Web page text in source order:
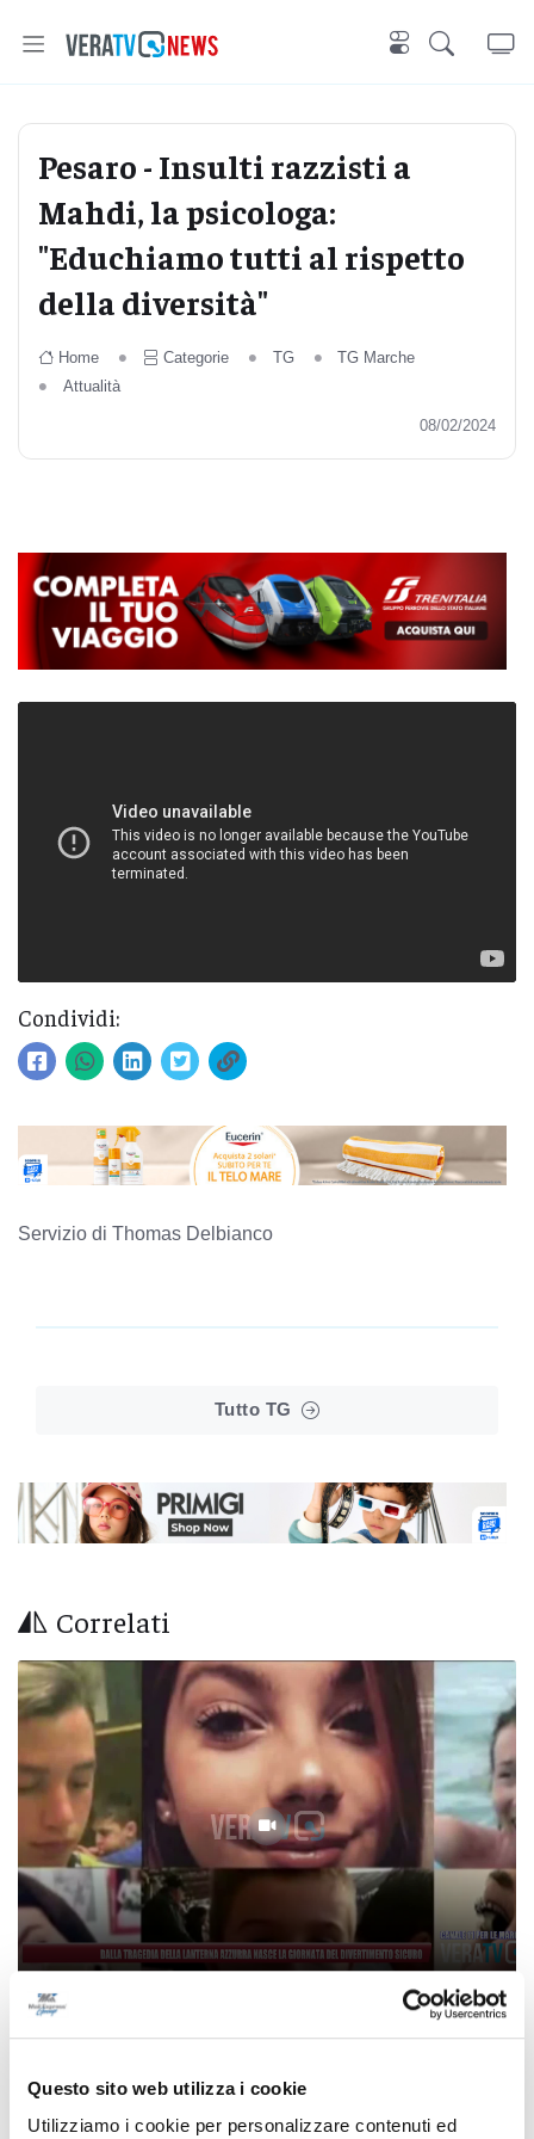
Questo sito web utilizza i cookie
Utilizziamo i cookie per personalizzare contenuti ed
Pesaro - Insulti razzisti a
Mahdi, la psicologa:
"Educhiamo tutti al rispetto
della diversità"
Home Categorie TG
TG Marche
Attualità
08/02/2024
Condividi:
Servizio di Thomas Delbianco
Tutto TG
Correlati
Dalla tragedia della Lanterna Azzurra nasce
05/08/2026